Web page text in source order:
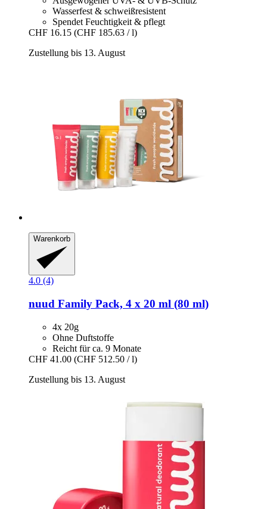
Wasserfest & schweißresistent
Spendet Feuchtigkeit & pflegt
CHF 16.15 (CHF 185.63 / l)
Zustellung bis 13. August
Warenkorb
4.0 (4)
nuud Family Pack, 4 x 20 ml (80 ml)
4x 20g
Ohne Duftstoffe
Reicht für ca. 9 Monate
CHF 41.00 (CHF 512.50 / l)
Zustellung bis 13. August